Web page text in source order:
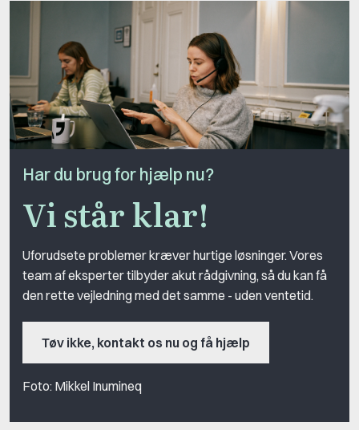
Har du brug for hjælp nu?
Vi står klar!
Uforudsete problemer kræver hurtige løsninger. Vores
team af eksperter tilbyder akut rådgivning, så du kan få
den rette vejledning med det samme - uden ventetid.
Tøv ikke, kontakt os nu og få hjælp
Foto: Mikkel Inumineq